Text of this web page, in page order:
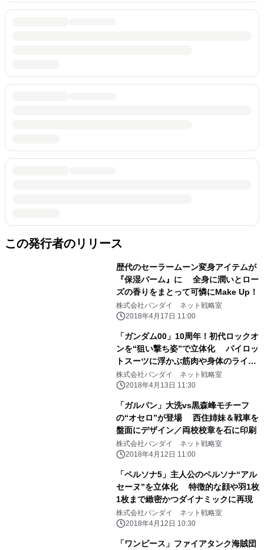
この発行者のリリース
歴代のセーラームーン変身アイテムが
『保湿バーム』に 全身に潤いとロー
ズの香りをまとって可憐にMake Up！
株式会社バンダイ ネット戦略室
2018年4月17日 11:00
「ガンダム00」10周年！初代ロックオ
ンを“狙い撃ち姿”で立体化 パイロッ
トスーツに浮かぶ筋肉や身体のライン
まで再現
株式会社バンダイ ネット戦略室
2018年4月13日 11:30
「ガルパン」大洗vs黒森峰モチーフ
の“オセロ”が登場 西住姉妹＆戦車を
盤面にデザイン／両校校章を石に印刷
株式会社バンダイ ネット戦略室
2018年4月12日 11:00
「ペルソナ5」主人公のペルソナ“アル
セーヌ”を立体化 特徴的な顔や羽1枚
1枚まで緻密かつダイナミックに再現
株式会社バンダイ ネット戦略室
2018年4月12日 10:30
「ワンピース」ファイアタンク海賊団